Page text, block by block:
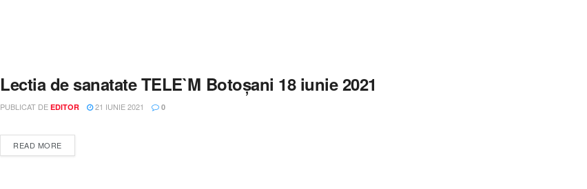
Lectia de sanatate TELE`M Botoșani 18 iunie 2021
PUBLICAT DE EDITOR 21 IUNIE 2021 0
READ MOREDETAILS